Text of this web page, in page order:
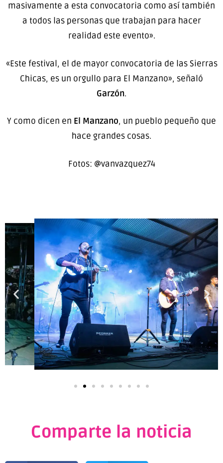
masivamente a esta convocatoria como así también
a todos las personas que trabajan para hacer
realidad este evento».
«Este festival, el de mayor convocatoria de las Sierras
Chicas, es un orgullo para El Manzano», señaló
Garzón.
Y como dicen en El Manzano, un pueblo pequeño que
hace grandes cosas.
Fotos: @vanvazquez74
Comparte la noticia